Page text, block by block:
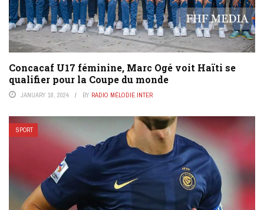
Concacaf U17 féminine, Marc Ogé voit Haïti se
qualifier pour la Coupe du monde
JANUARY 18, 2024 BY RADIO MÉLODIE INTER
SPORT